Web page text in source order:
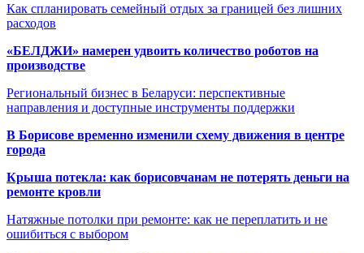
Как спланировать семейный отдых за границей без лишних
расходов
«БЕЛДЖИ» намерен удвоить количество роботов на
производстве
Региональный бизнес в Беларуси: перспективные
направления и доступные инструменты поддержки
В Борисове временно изменили схему движения в центре
города
Крыша потекла: как борисовчанам не потерять деньги на
ремонте кровли
Натяжные потолки при ремонте: как не переплатить и не
ошибиться с выбором